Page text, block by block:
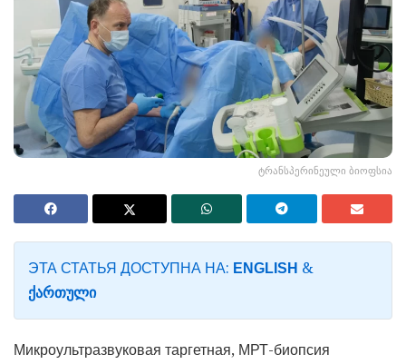
ტრანსპერინეული ბიოფსია
ЭТА СТАТЬЯ ДОСТУПНА НА: ENGLISH &
ᲥᲐᲠᲗᲣᲚᲘ
Микроультразвуковая таргетная, МРТ-биопсия